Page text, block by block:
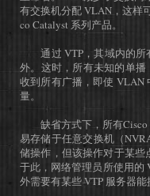
有交换机分配 VLAN，这样
co Catalyst 系列产品。
通过 VTP，其域内的所
外。这时，所有未知的单
收到所有广播，即使 VLAN
量。
缺省方式下，所有Cisco
易存储于任意交换机（
储操作，但该操作对于某些
于此，网络管理员所使用的
外需要有某些 VTP 服务器能